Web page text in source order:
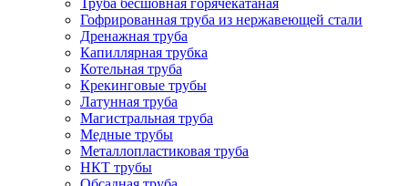
Труба бесшовная горячекатаная
Гофрированная труба из нержавеющей стали
Дренажная труба
Капиллярная трубка
Котельная труба
Крекинговые трубы
Латунная труба
Магистральная труба
Медные трубы
Металлопластиковая труба
НКТ трубы